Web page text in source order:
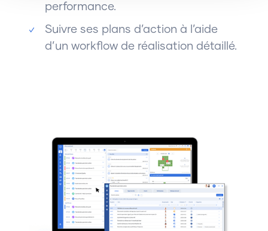
performance.
Suivre ses plans d’action à l’aide
d’un workflow de réalisation détaillé.